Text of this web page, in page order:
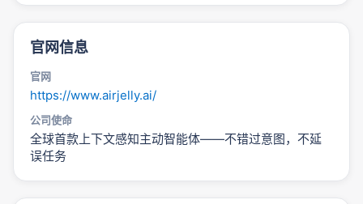
官网信息
官网
https://www.airjelly.ai/
公司使命
全球首款上下文感知主动智能体——不错过意图，不延
误任务